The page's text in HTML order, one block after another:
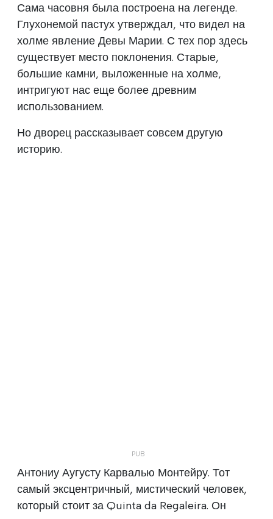
Сама часовня была построена на легенде.
Глухонемой пастух утверждал, что видел на
холме явление Девы Марии. С тех пор здесь
существует место поклонения. Старые,
большие камни, выложенные на холме,
интригуют нас еще более древним
использованием.
Но дворец рассказывает совсем другую
историю.
Антониу Аугусту Карвалью Монтейру. Тот
самый эксцентричный, мистический человек,
который стоит за Quinta da Regaleira. Он